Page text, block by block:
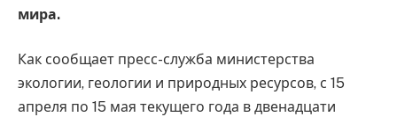
мира.
Как сообщает пресс-служба министерства
экологии, геологии и природных ресурсов, с 15
апреля по 15 мая текущего года в двенадцати